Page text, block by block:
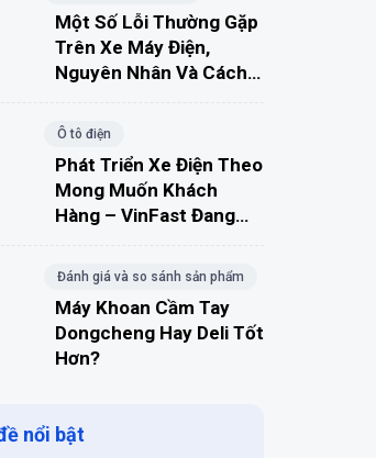
Một Số Lỗi Thường Gặp
Trên Xe Máy Điện,
Nguyên Nhân Và Cách
Ô tô điện
Phát Triển Xe Điện Theo
Mong Muốn Khách
Hàng – VinFast Đang
Đánh giá và so sánh sản phẩm
Máy Khoan Cầm Tay
Dongcheng Hay Deli Tốt
Hơn?
nổi bật